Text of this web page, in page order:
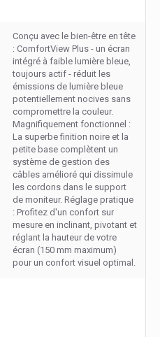
Conçu avec le bien-être en tête
: ComfortView Plus - un écran
intégré à faible lumière bleue,
toujours actif - réduit les
émissions de lumière bleue
potentiellement nocives sans
compromettre la couleur.
Magnifiquement fonctionnel :
La superbe finition noire et la
petite base complètent un
système de gestion des
câbles amélioré qui dissimule
les cordons dans le support
de moniteur. Réglage pratique
: Profitez d'un confort sur
mesure en inclinant, pivotant et
réglant la hauteur de votre
écran (150 mm maximum)
pour un confort visuel optimal.